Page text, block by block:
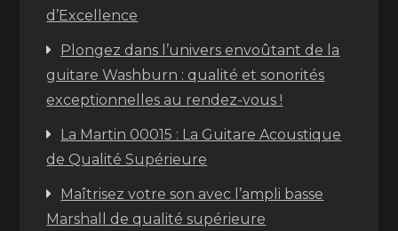
d’Excellence
Plongez dans l’univers envoûtant de la
guitare Washburn : qualité et sonorités
exceptionnelles au rendez-vous !
La Martin 00015 : La Guitare Acoustique
de Qualité Supérieure
Maîtrisez votre son avec l’ampli basse
Marshall de qualité supérieure